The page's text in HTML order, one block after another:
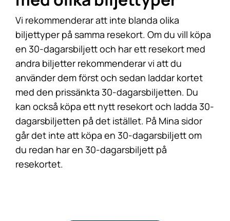
Vi rekommenderar att inte blanda olika
biljettyper på samma resekort. Om du vill köpa
en 30-dagarsbiljett och har ett resekort med
andra biljetter rekommenderar vi att du
använder dem först och sedan laddar kortet
med den prissänkta 30-dagarsbiljetten. Du
kan också köpa ett nytt resekort och ladda 30-
dagarsbiljetten på det istället. På Mina sidor
går det inte att köpa en 30-dagarsbiljett om
du redan har en 30-dagarsbiljett på
resekortet.